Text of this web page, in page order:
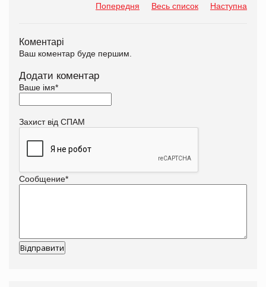
Попередня Весь список Наступна
Коментарі
Ваш коментар буде першим.
Додати коментар
Ваше імя*
Захист від СПАМ
Сообщение*